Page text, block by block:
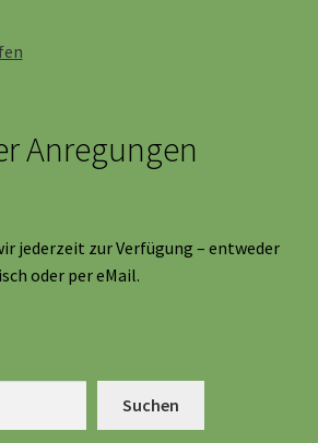
Anregungen
jederzeit zur Verfügung – entweder
oder per eMail.
Suchen